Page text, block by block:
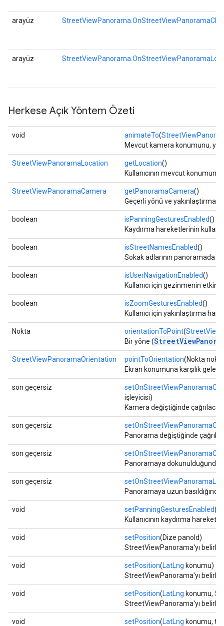
arayüz
arayüz
Herkese Açık Yöntem Özeti
void animateTo(
Mevcut kamera konumunu,
StreetViewPanoramaLocation getLocation()
Kullanıcının mevcut
StreetViewPanoramaCamera getPanoramaCamera()
Geçerli yönü ve
boolean isPanningGesturesEnabled()
Kaydırma hareketlerinin
boolean isStreetNamesEnabled()
Sokak adlarının panoramada
boolean isUserNavigationEnabled()
Kullanıcı için gezinmenin etkin
boolean isZoomGesturesEnabled()
Kullanıcı için yakınlaştırma
Nokta orientationToPoint(
Bir yöne (
StreetViewPanoramaOrientation pointToOrientation(Nokta
Ekran konumuna karşılık gelen
son geçersiz
işleyicisi)
Kamera değiştiğinde
son geçersiz
Panorama değiştiğinde
son geçersiz
Panoramaya dokunulduğunda
son geçersiz
Panoramaya uzun
void setPanningGesturesEnabled
Kullanıcının kaydırma
void setPosition(Dize panoId)
StreetViewPanorama'yı belirli
void setPosition(LatLng konumu)
StreetViewPanorama'yı belirli
void setPosition(LatLng konumu,
StreetViewPanorama'yı belirli
void setPosition(LatLng konumu,